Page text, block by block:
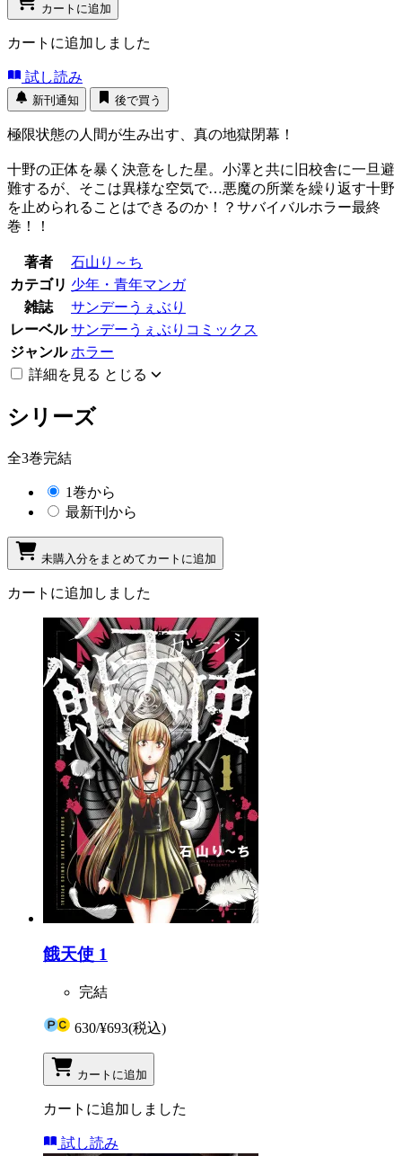
カートに追加
カートに追加しました
試し読み
新刊通知 後で買う
極限状態の人間が生み出す、真の地獄閉幕！
十野の正体を暴く決意をした星。小澤と共に旧校舎に一旦避
難するが、そこは異様な空気で…悪魔の所業を繰り返す十野
を止められることはできるのか！？サバイバルホラー最終
巻！！
著者
石山り～ち
カテゴリ 少年・青年マンガ
雑誌
サンデーうぇぶり
レーベル サンデーうぇぶりコミックス
ジャンル ホラー
詳細を見る とじる
シリーズ
全3巻完結
1巻から
最新刊から
未購入分をまとめてカートに追加
カートに追加しました
餓天使 1
完結
630/¥693(税込)
カートに追加
カートに追加しました
試し読み